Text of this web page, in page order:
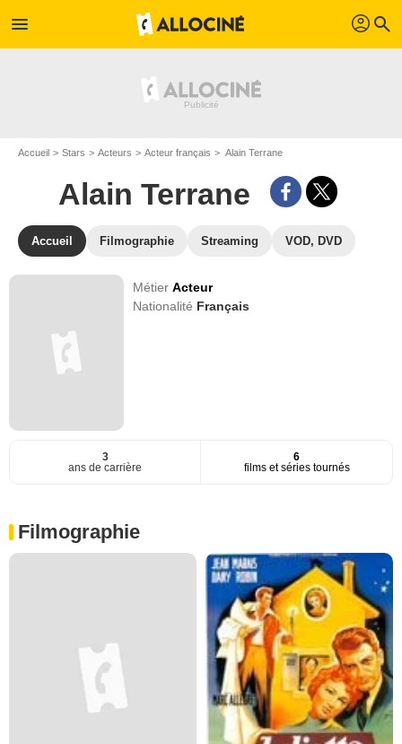
menu profil search
Accueil Stars Acteurs Acteur français Alain Terrane
Alain Terrane
Accueil Filmographie Streaming VOD, DVD
MétierActeur
Nationalité Français
3
ans de carrière
6
films et séries tournés
Filmographie